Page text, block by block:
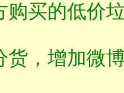
购买的低价
货，增加微